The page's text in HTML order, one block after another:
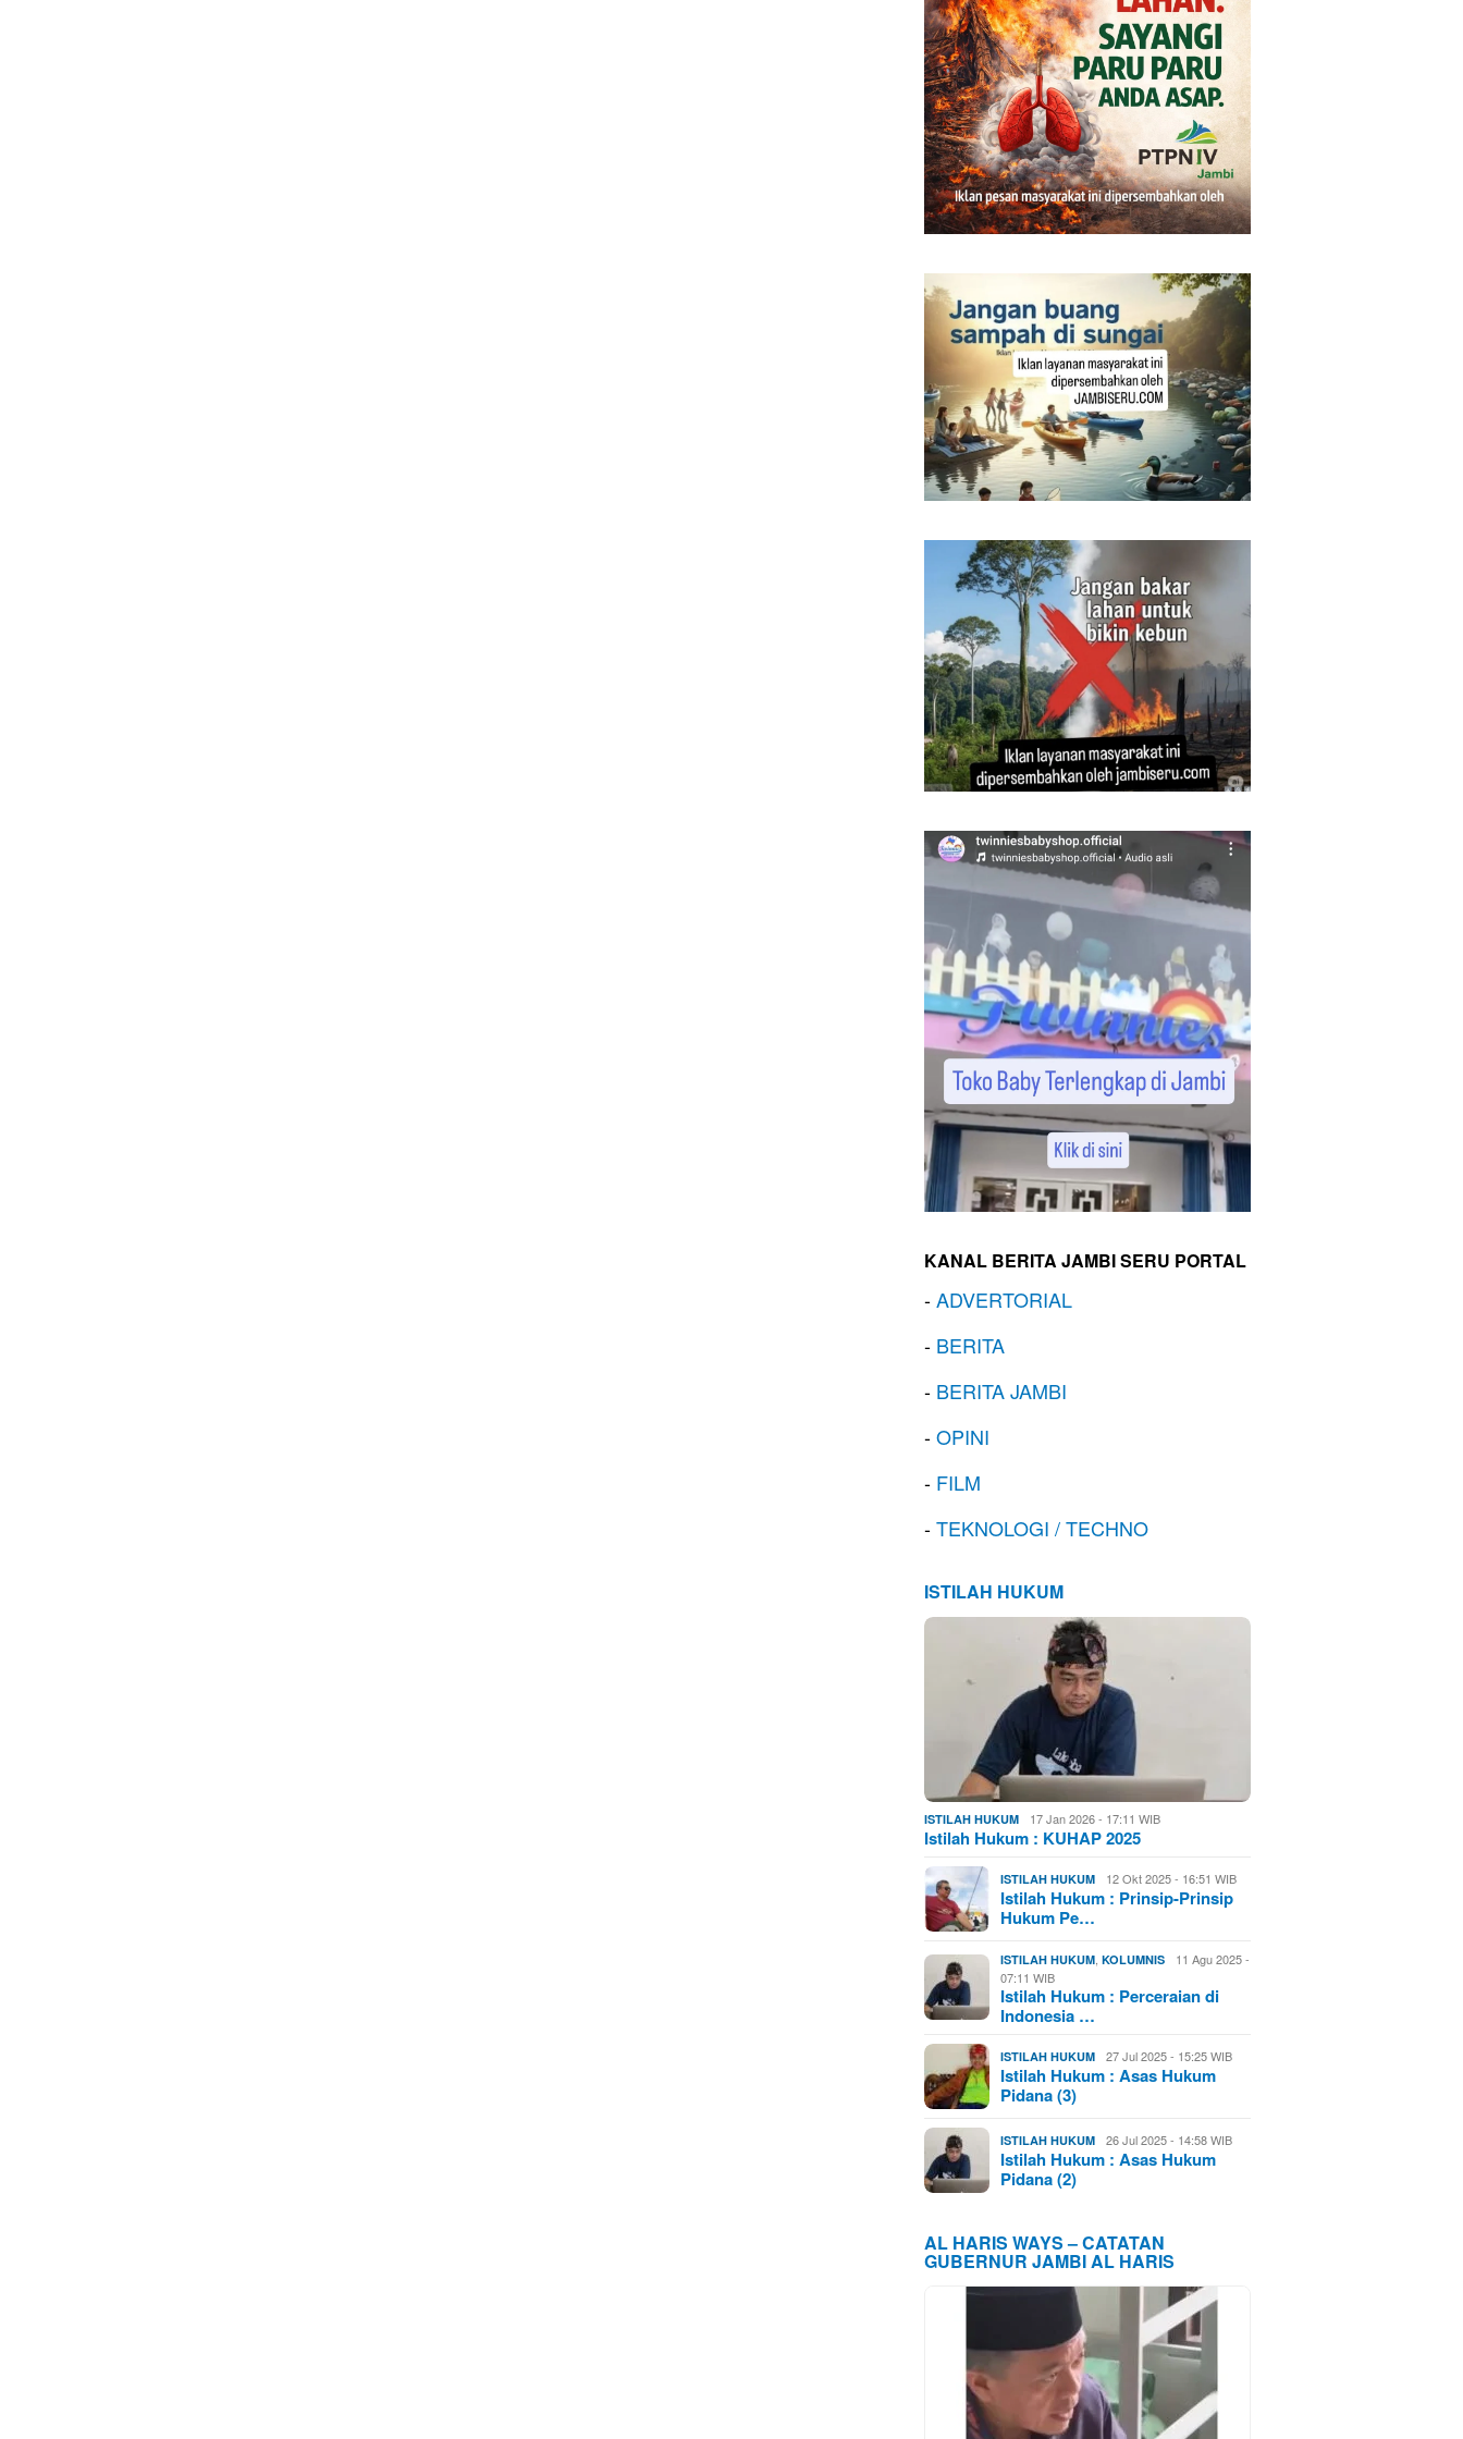
KANAL BERITA JAMBI SERU PORTAL
-ADVERTORIAL
- BERITA
- BERITA JAMBI
-OPINI
- FILM
-TEKNOLOGI / TECHNO
ISTILAH HUKUM
ISTILAH HUKUM 17 Jan 2026 - 17:11 WIB
Istilah Hukum : KUHAP 2025
ISTILAH HUKUM 12 Okt 2025 - 16:51 WIB
Istilah Hukum : Prinsip-Prinsip
Hukum Pe…
ISTILAH HUKUM ,KOLUMNIS
11 Agu 2025 -
07:11 WIB
Istilah Hukum : Perceraian di
Indonesia …
ISTILAH HUKUM 27 Jul 2025 - 15:25 WIB
Istilah Hukum : Asas Hukum
Pidana (3)
ISTILAH HUKUM 26 Jul 2025 - 14:58 WIB
Istilah Hukum : Asas Hukum
Pidana (2)
AL HARIS WAYS – CATATAN
GUBERNUR JAMBI AL HARIS